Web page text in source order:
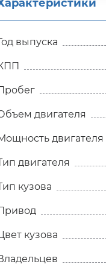
выпуска
двигателя
двигателя
двигателя
кузова
кузова